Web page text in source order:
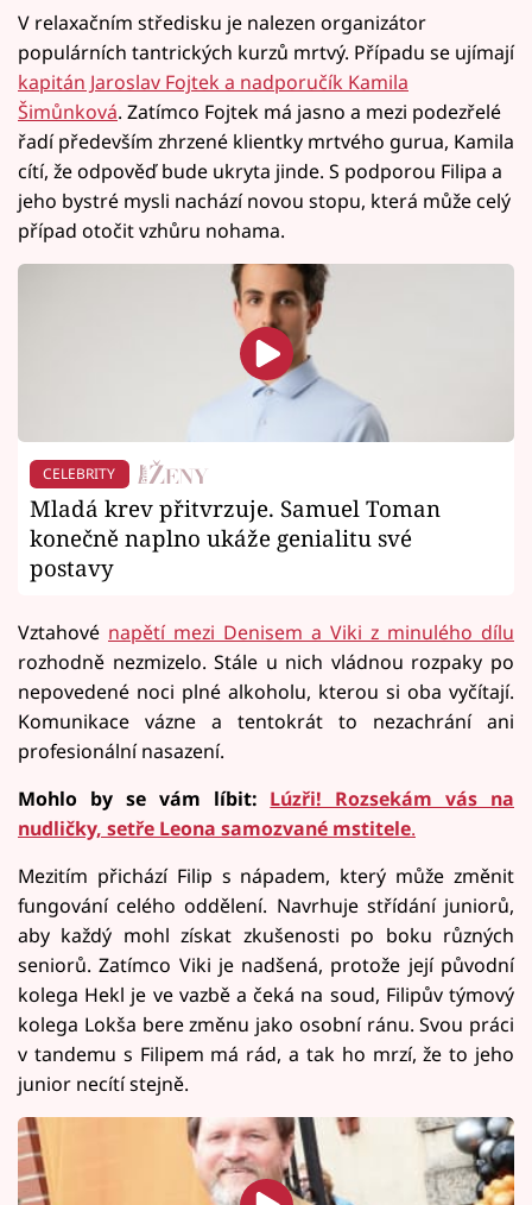
V relaxačním středisku je nalezen organizátor
populárních tantrických kurzů mrtvý. Případu se ujímají
kapitán Jaroslav Fojtek a nadporučík Kamila
Šimůnková. Zatímco Fojtek má jasno a mezi podezřelé
řadí především zhrzené klientky mrtvého gurua, Kamila
cítí, že odpověď bude ukryta jinde. S podporou Filipa a
jeho bystré mysli nachází novou stopu, která může celý
případ otočit vzhůru nohama.
CELEBRITY
Mladá krev přitvrzuje. Samuel Toman
konečně naplno ukáže genialitu své
postavy
Vztahové napětí mezi Denisem a Viki z minulého dílu
rozhodně nezmizelo. Stále u nich vládnou rozpaky po
nepovedené noci plné alkoholu, kterou si oba vyčítají.
Komunikace vázne a tentokrát to nezachrání ani
profesionální nasazení.
Mohlo by se vám líbit: Lúzři! Rozsekám vás na
nudličky, setře Leona samozvané mstitele.
Mezitím přichází Filip s nápadem, který může změnit
fungování celého oddělení. Navrhuje střídání juniorů,
aby každý mohl získat zkušenosti po boku různých
seniorů. Zatímco Viki je nadšená, protože její původní
kolega Hekl je ve vazbě a čeká na soud, Filipův týmový
kolega Lokša bere změnu jako osobní ránu. Svou práci
v tandemu s Filipem má rád, a tak ho mrzí, že to jeho
junior necítí stejně.